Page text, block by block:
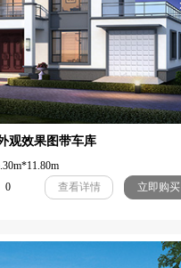
观效果图带车库
0
查看详情 立即购买